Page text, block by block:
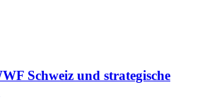
Schweiz und strategische